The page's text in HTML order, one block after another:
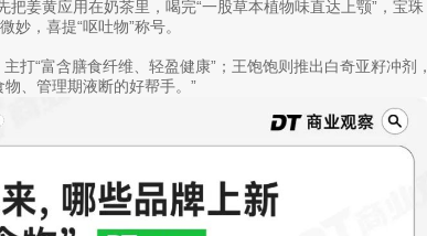
把姜黄应用在奶茶里，喝完“一股草本植物味直达上颚”，宝珠
，喜提“呕吐物”称号。
打“富含膳食纤维、轻盈健康”；王饱饱则推出白奇亚籽冲剂，
、管理期液断的好帮手。”